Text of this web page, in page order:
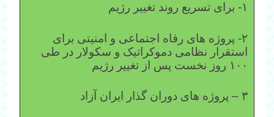
۱- برای تسریع روند تغییر رژیم
۲- پروژه های رفاه اجتماعی و امنیتی برای
استقرار نظامی دموکراتیک و سکولار در طی
۱۰۰ روز نخست پس از تغییر رژیم
۳ – پروژه های دوران گذار ایران آزاد